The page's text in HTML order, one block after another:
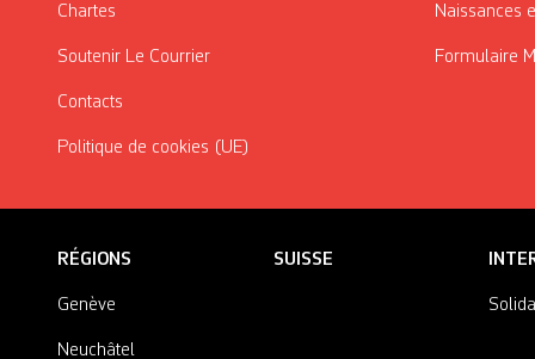
Chartes
Soutenir Le Courrier
Contacts
Politique de cookies (UE)
Naissances
Formulaire
RÉGIONS
Genève
Neuchâtel
SUISSE